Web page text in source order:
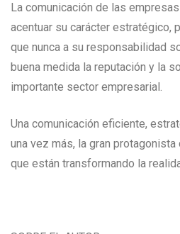
La comunicación de las
acentuar su carácter estratégico,
que nunca a su responsabilidad
buena medida la reputación y la
importante sector empresarial.
Una comunicación eficiente,
una vez más, la gran
que están transformando la